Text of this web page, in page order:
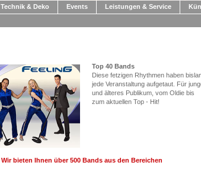
Technik & Deko Events Leistungen & Service
Top 40 Bands
Diese fetzigen Rhythmen haben
jede Veranstaltung aufgetaut. Für
und älteres Publikum, vom Oldie bis
zum aktuellen Top - Hit!
Wir bieten Ihnen über 500 Bands aus den Bereichen